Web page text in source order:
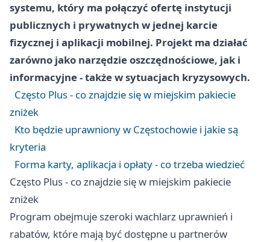
systemu, który ma połączyć ofertę instytucji
publicznych i prywatnych w jednej karcie
fizycznej i aplikacji mobilnej. Projekt ma działać
zarówno jako narzędzie oszczędnościowe, jak i
informacyjne - także w sytuacjach kryzysowych.
Często Plus - co znajdzie się w miejskim pakiecie
zniżek
Kto będzie uprawniony w Częstochowie i jakie są
kryteria
Forma karty, aplikacja i opłaty - co trzeba wiedzieć
Często Plus - co znajdzie się w miejskim pakiecie
zniżek
Program obejmuje szeroki wachlarz uprawnień i
rabatów, które mają być dostępne u partnerów